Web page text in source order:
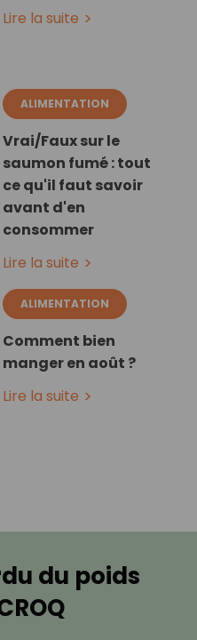
Lire la suite
ALIMENTATION
Vrai/Faux sur le
saumon fumé : tout
ce qu'il faut savoir
avant d'en
consommer
Lire la suite
ALIMENTATION
Comment bien
manger en août ?
Lire la suite
du poids